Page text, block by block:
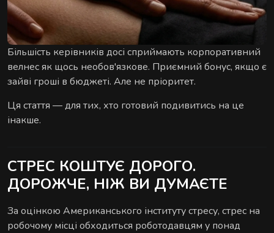
Більшість керівників досі сприймають корпоративний
велнес як щось необов'язкове. Приємний бонус, якщо є
зайві гроші в бюджеті. Але не пріоритет.
Ця стаття — для тих, хто готовий подивитись на це
інакше.
СТРЕС КОШТУЄ ДОРОГО.
ДОРОЖЧЕ, НІЖ ВИ ДУМАЄТЕ
За оцінкою Американського інституту стресу, стрес на
робочому місці обходиться роботодавцям у понад
Сеанс для двох — поруч, синхронно й у комфорті
на вибір.
відновлення.